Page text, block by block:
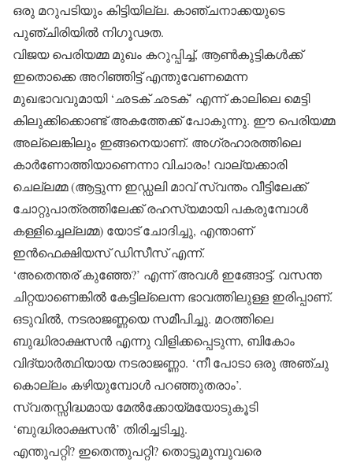
ഒരു മറുപടിയും കിട്ടിയില്ല. കാഞ്ചനാക്കയുടെ
പുഞ്ചിരിയില്‍ നിഗൂഢത.
വിജയ പെരിയമ്മ മുഖം കറുപ്പിച്ച്, ആണ്‍കുട്ടികള്‍ക്ക്
ഇതൊക്കെ അറിഞ്ഞിട്ട് എന്തുവേണമെന്ന
മുഖഭാവവുമായി ‘ഛടക് ഛടക്’ എന്ന് കാലിലെ മെട്ടി
കിലുക്കിക്കൊണ്ട് അകത്തേക്ക് പോകുന്നു. ഈ പെരിയമ്മ
അല്ലെങ്കിലും ഇങ്ങനെയാണ്. അഗ്രഹാരത്തിലെ
കാര്‍ണോത്തിയാണെന്നാ വിചാരം! വാല്യക്കാരി
ചെല്ലമ്മ (ആട്ടുന്ന ഇഡ്ഡലി മാവ് സ്വന്തം വീട്ടിലേക്ക്
ചോറ്റുപാത്രത്തിലേക്ക് രഹസ്യമായി പകരുമ്പോള്‍
കള്ളിച്ചെല്ലമ്മ) യോട് ചോദിച്ചു, എന്താണ്
ഇന്‍ഫെക്ഷിയസ് ഡിസീസ് എന്ന്.
‘അതെന്തര് കുഞ്ഞേ?’ എന്ന് അവള്‍ ഇങ്ങോട്ട്. വസന്ത
ചിറ്റയാണെങ്കില്‍ കേട്ടില്ലെന്ന ഭാവത്തിലുള്ള ഇരിപ്പാണ്.
ഒടുവില്‍, നടരാജണ്ണയെ സമീപിച്ചു. മഠത്തിലെ
ബുദ്ധിരാക്ഷസന്‍ എന്നു വിളിക്കപ്പെടുന്ന, ബികോം
വിദ്യാര്‍ത്ഥിയായ നടരാജണ്ണാ. ‘നീ പോടാ ഒരു അഞ്ചു
കൊല്ലം കഴിയുമ്പോള്‍ പറഞ്ഞുതരാം’.
സ്വതസ്സിദ്ധമായ മേല്‍ക്കോയ്മയോടുകൂടി
‘ബുദ്ധിരാക്ഷസന്‍’ തിരിച്ചടിച്ചു.
എന്തുപറ്റി? ഇതെന്തുപറ്റി? തൊട്ടുമുമ്പുവരെ